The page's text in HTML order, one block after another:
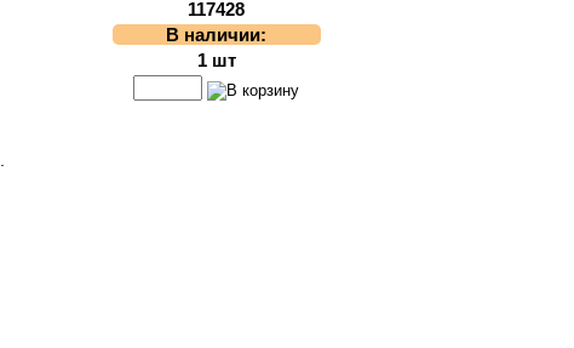
117428
В наличии:
1 шт